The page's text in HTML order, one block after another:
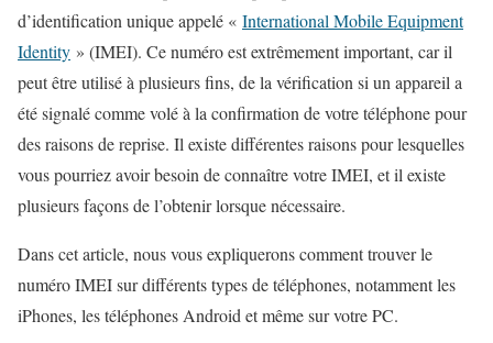
d’identification unique appelé « International Mobile Equipment
Identity » (IMEI). Ce numéro est extrêmement important, car il
peut être utilisé à plusieurs fins, de la vérification si un appareil a
été signalé comme volé à la confirmation de votre téléphone pour
des raisons de reprise. Il existe différentes raisons pour lesquelles
vous pourriez avoir besoin de connaître votre IMEI, et il existe
plusieurs façons de l’obtenir lorsque nécessaire.
Dans cet article, nous vous expliquerons comment trouver le
numéro IMEI sur différents types de téléphones, notamment les
iPhones, les téléphones Android et même sur votre PC.